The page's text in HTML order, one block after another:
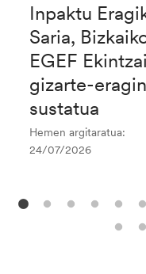
Inpaktu
Saria,
EGEF
gizarte-
sustatua
Hemen argitaratua:
24/07/2026